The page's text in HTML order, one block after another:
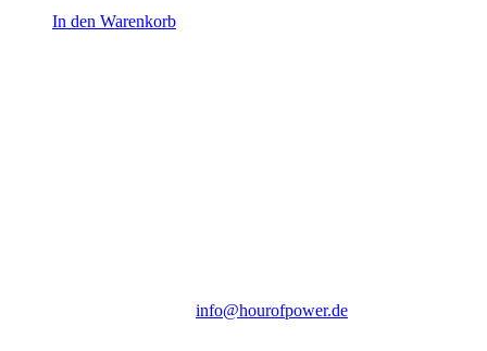
In den Warenkorb
info@hourofpower.de